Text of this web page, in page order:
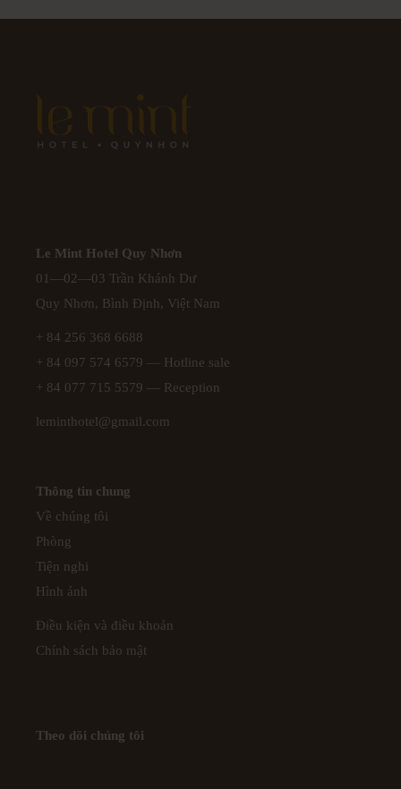
Le Mint Hotel Quy Nhơn
01—02—03 Trần Khánh Dư
Quy Nhơn, Bình Định, Việt Nam
+ 84 256 368 6688
+ 84 097 574 6579 — Hotline sale
+ 84 077 715 5579 — Reception
leminthotel@gmail.com
Thông tin chung
Về chúng tôi
Phòng
Tiện nghi
Hình ảnh
Điều kiện và điều khoản
Chính sách bảo mật
Theo dõi chúng tôi